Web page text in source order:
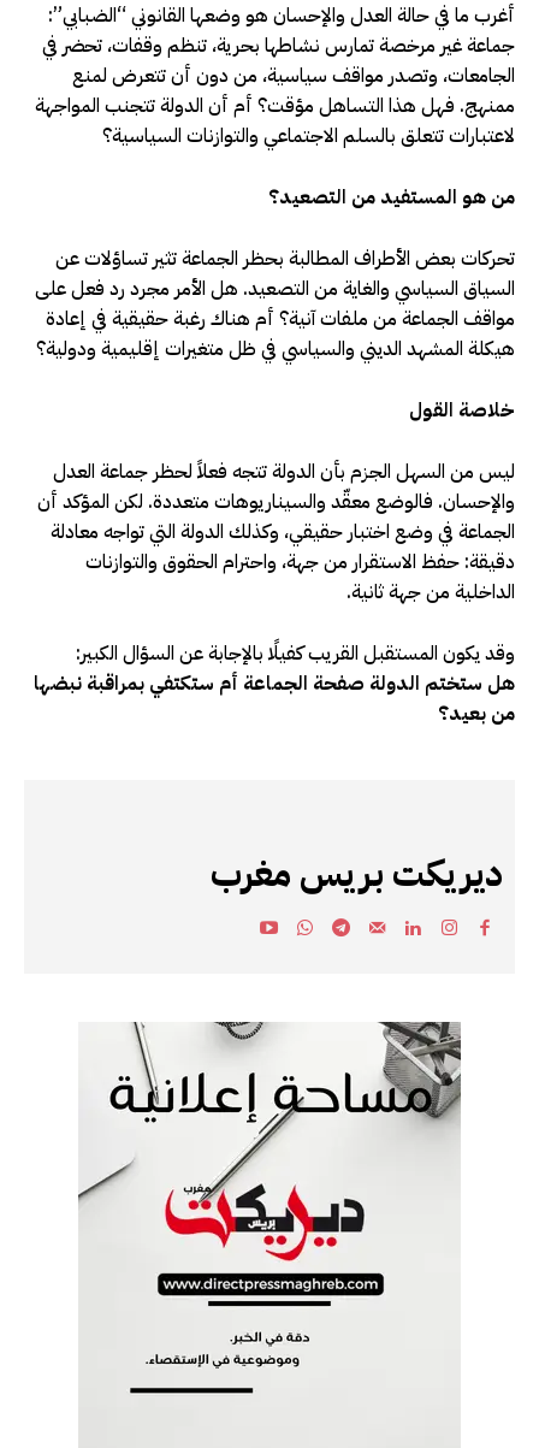
أغرب ما في حالة العدل والإحسان هو وضعها القانوني “الضبابي”:
جماعة غير مرخصة تمارس نشاطها بحرية، تنظم وقفات، تحضر في
الجامعات، وتصدر مواقف سياسية، من دون أن تتعرض لمنع
ممنهج. فهل هذا التساهل مؤقت؟ أم أن الدولة تتجنب المواجهة
لاعتبارات تتعلق بالسلم الاجتماعي والتوازنات السياسية؟
من هو المستفيد من التصعيد؟
تحركات بعض الأطراف المطالبة بحظر الجماعة تثير تساؤلات عن
السياق السياسي والغاية من التصعيد. هل الأمر مجرد رد فعل على
مواقف الجماعة من ملفات آنية؟ أم هناك رغبة حقيقية في إعادة
هيكلة المشهد الديني والسياسي في ظل متغيرات إقليمية ودولية؟
خلاصة القول
ليس من السهل الجزم بأن الدولة تتجه فعلاً لحظر جماعة العدل
والإحسان. فالوضع معقّد والسيناريوهات متعددة. لكن المؤكد أن
الجماعة في وضع اختبار حقيقي، وكذلك الدولة التي تواجه معادلة
دقيقة: حفظ الاستقرار من جهة، واحترام الحقوق والتوازنات
الداخلية من جهة ثانية.
وقد يكون المستقبل القريب كفيلًا بالإجابة عن السؤال الكبير:
هل ستختم الدولة صفحة الجماعة أم ستكتفي بمراقبة نبضها
من بعيد؟
ديريكت بريس مغرب